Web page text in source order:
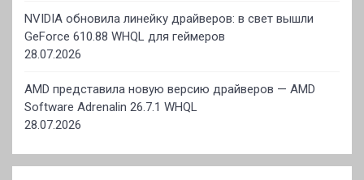
NVIDIA обновила линейку драйверов: в свет вышли
GeForce 610.88 WHQL для геймеров
28.07.2026
AMD представила новую версию драйверов — AMD
Software Adrenalin 26.7.1 WHQL
28.07.2026